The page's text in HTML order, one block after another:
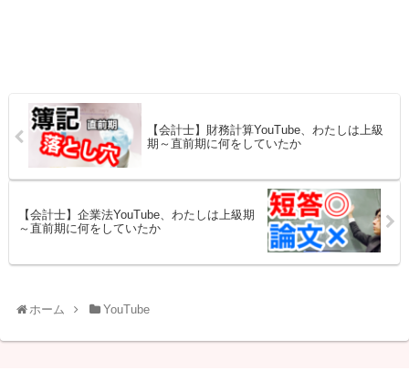
【会計士】財務計算YouTube、わたしは上級
期～直前期に何をしていたか
【会計士】企業法YouTube、わたしは上級期
～直前期に何をしていたか
ホーム YouTube